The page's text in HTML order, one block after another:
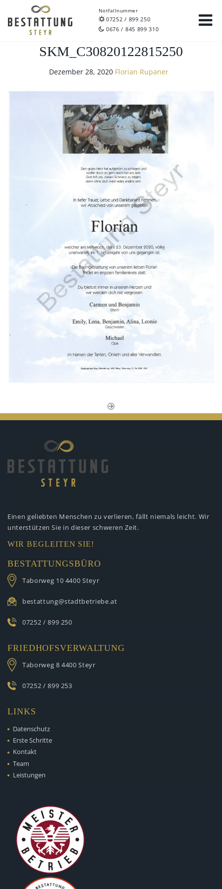
Notfallnummer
07252 / 899 250
0676 / 845 899 310
SKM_C30820122815250
Dezember 28, 2020 Florian Rupaner
Einen geliebten Menschen zu verlieren, fällt niemals leicht. Wir
unterstützen Sie in dieser schweren Zeit.
WIR BEGLEITEN SIE!
BESTATTUNGSBÜRO
Taborweg 10 4400 Steyr
bestattung@stadtbetriebe.at
07252 / 899 250
FRIEDHOFSVERWALTUNG
Taborweg 8 4400 Steyr
07252 / 899 253
LINKS
Datenschutz
Erste Schritte
Kontakt
Team
Leistungen